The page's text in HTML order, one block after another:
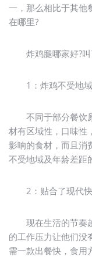
一，那么相比于其他
在哪里?
炸鸡腿哪家好?叫
1：炸鸡不受地域
不同于部分餐饮原
材有区域性，口味性
影响的食材，而且消
不受地域及年龄差距
2：贴合了现代快
现在生活的节奏越
的工作压力让他们没
需一款出餐快，食用